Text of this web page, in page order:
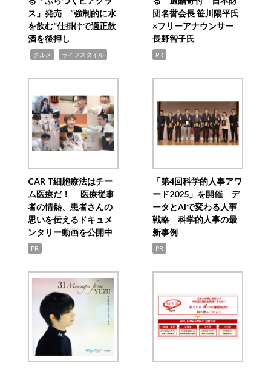
ス」発売 “強制的に水
を飲む”仕掛けで適正飲
酒を後押し
グルメ ライフスタイル
団名誉会長 笹川陽平氏
×フリーアナウンサー
長野智子氏
PR
CAR T細胞療法はチー
ム医療だ！ 医療従事
者の情熱、患者さんの
思いを伝えるドキュメ
ンタリー動画を公開中
PR
「第4回科学的人事アワ
ード2025」を開催 デ
ータとAIで変わる人事
戦略 科学的人事の最
新事例
PR